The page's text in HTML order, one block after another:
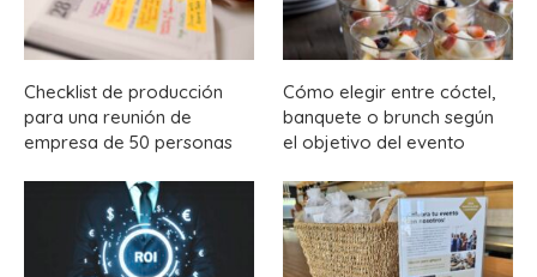
Checklist de producción
para una reunión de
empresa de 50 personas
Cómo elegir entre cóctel,
banquete o brunch según
el objetivo del evento